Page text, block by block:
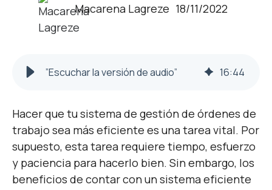
Macarena Lagreze 18/11/2022
”Escuchar la versión de audio” 16:44
Hacer que tu sistema de gestión de órdenes de
trabajo sea más eficiente es una tarea vital. Por
supuesto, esta tarea requiere tiempo, esfuerzo
y paciencia para hacerlo bien. Sin embargo, los
beneficios de contar con un sistema eficiente